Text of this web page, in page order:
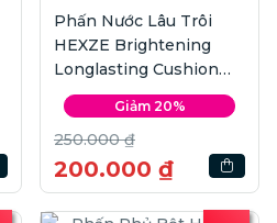
Phấn Nước Lâu Trôi
HEXZE Brightening
Longlasting Cushion
Foundation #Natural |
15g x2
Giảm 20%
250.000 ₫
200.000 ₫